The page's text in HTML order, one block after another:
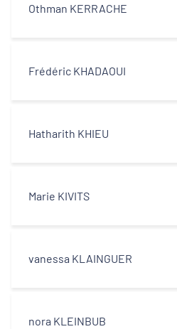
Othman KERRACHE
Frédéric KHADAOUI
Hatharith KHIEU
Marie KIVITS
vanessa KLAINGUER
nora KLEINBUB